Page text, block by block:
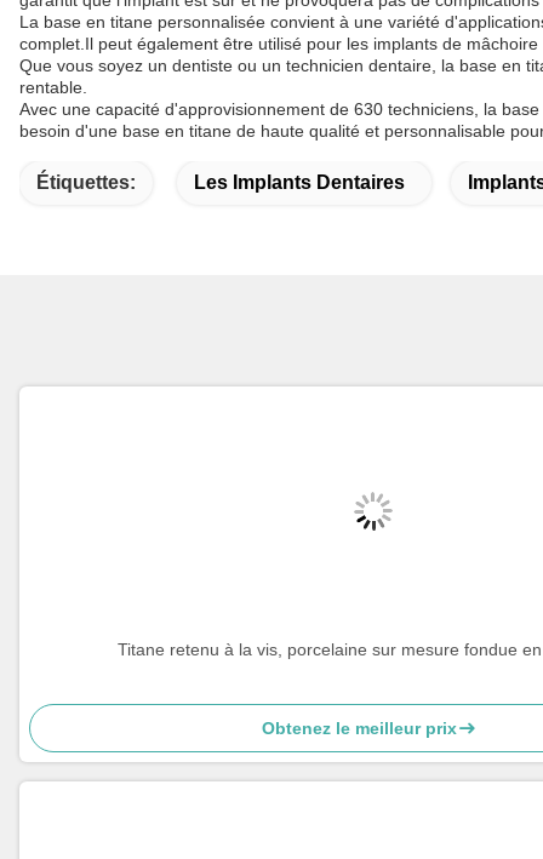
La base en titane personnalisée convient à une variété
complet.Il peut également être utilisé pour les implants de
Que vous soyez un dentiste ou un technicien dentaire, la base en
rentable.
Avec une capacité d'approvisionnement de 630 techniciens, la
besoin d'une base en titane de haute qualité et personnalisable
Étiquettes: Les Implants Dentaires
Titane retenu à la vis, porcelaine sur mesure fondue
Obtenez le meilleur prix